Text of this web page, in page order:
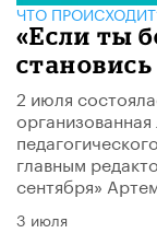
ЧТО
«Если ты
2 июля
главным
сентября»
3 июля